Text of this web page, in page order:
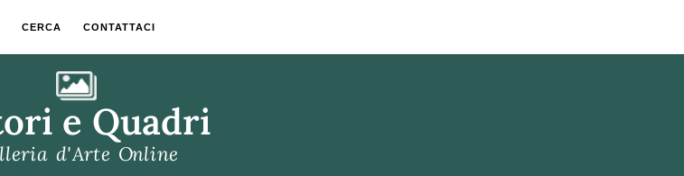
CERCA CONTATTACI